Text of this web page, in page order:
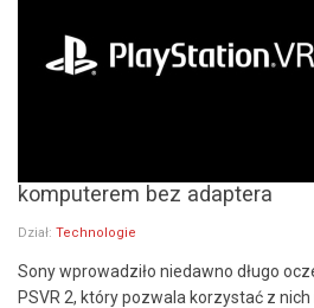
komputerem bez adaptera
Dział: Technologie
Sony wprowadziło niedawno długo
PSVR 2, który pozwala korzystać z